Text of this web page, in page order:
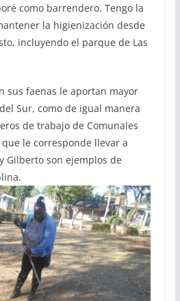
como barrendero. Tengo la
la higienización desde
incluyendo el parque de Las
sus faenas le aportan mayor
Sur, como de igual manera
de trabajo de Comunales
le corresponde llevar a
Gilberto son ejemplos de